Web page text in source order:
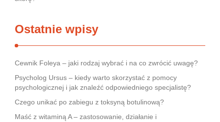
Ostatnie wpisy
Cewnik Foleya – jaki rodzaj wybrać i na co zwrócić uwagę?
Psycholog Ursus – kiedy warto skorzystać z pomocy
psychologicznej i jak znaleźć odpowiedniego specjalistę?
Czego unikać po zabiegu z toksyną botulinową?
Maść z witaminą A – zastosowanie, działanie i